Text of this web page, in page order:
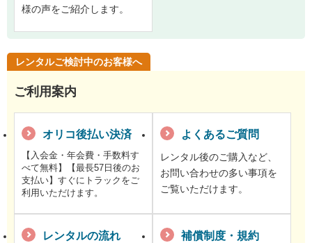
様の声をご紹介します。
レンタルご検討中のお客様へ
ご利用案内
オリコ後払い決済
【入会金・年会費・手数料す
べて無料】【最長57日後のお
支払い】すぐにトラックをご
利用いただけます。
よくあるご質問
レンタル後のご購入など、
お問い合わせの多い事項を
ご覧いただけます。
レンタルの流れ 補償制度・規約